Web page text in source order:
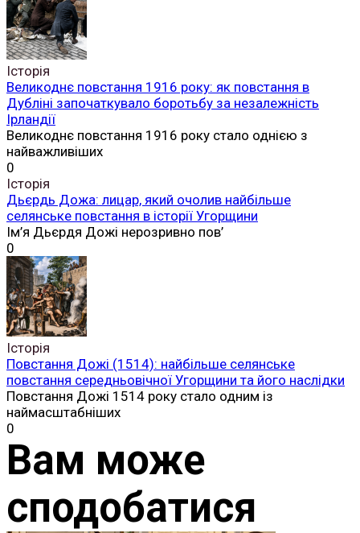
Історія
Великоднє повстання 1916 року: як повстання в
Дубліні започаткувало боротьбу за незалежність
Ірландії
Великоднє повстання 1916 року стало однією з
найважливіших
0
Історія
Дьєрдь Дожа: лицар, який очолив найбільше
селянське повстання в історії Угорщини
Ім’я Дьєрдя Дожі нерозривно пов’
0
Історія
Повстання Дожі (1514): найбільше селянське
повстання середньовічної Угорщини та його наслідки
Повстання Дожі 1514 року стало одним із
наймасштабніших
0
Вам може
сподобатися